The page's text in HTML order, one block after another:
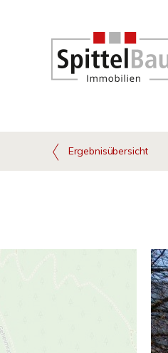
Ergebnisübersicht